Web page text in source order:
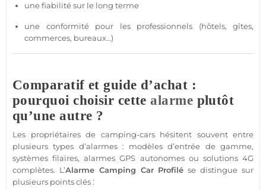
une fiabilité sur le long terme
une conformité pour les professionnels (hôtels, gîtes,
commerces, bureaux…)
Comparatif et guide d’achat :
pourquoi choisir cettealarme plutôt
qu’une autre ?
Les propriétaires de camping-cars hésitent souvent entre
plusieurs types d’alarmes : modèles d’entrée de gamme,
systèmes filaires, alarmes GPS autonomes ou solutions 4G
complètes. L’Alarme Camping Car Profilé se distingue sur
plusieurs points clés :